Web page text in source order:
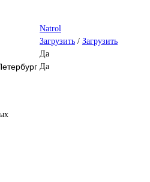
Natrol
Загрузить / Загрузить
Да
Да